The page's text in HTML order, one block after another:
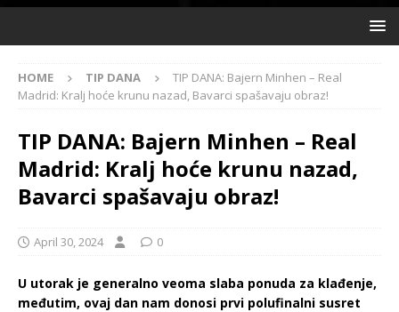
HOME TIP DANA
TIP DANA: Bajern Minhen – Real
Madrid: Kralj hoće krunu nazad, Bavarci spašavaju obraz!
TIP DANA: Bajern Minhen – Real
Madrid: Kralj hoće krunu nazad,
Bavarci spašavaju obraz!
April 30, 2024 0
U utorak je generalno veoma slaba ponuda za klađenje,
međutim, ovaj dan nam donosi prvi polufinalni susret